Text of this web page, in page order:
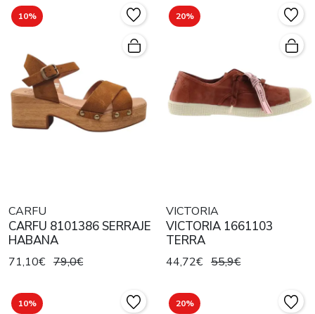
10%
CARFU
CARFU 8101386 SERRAJE
HABANA
71,10€ 79,0€
20%
VICTORIA
VICTORIA 1661103
TERRA
44,72€ 55,9€
10% 20%